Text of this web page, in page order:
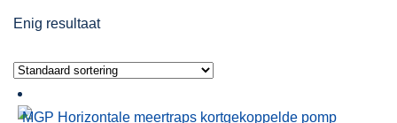
Enig resultaat